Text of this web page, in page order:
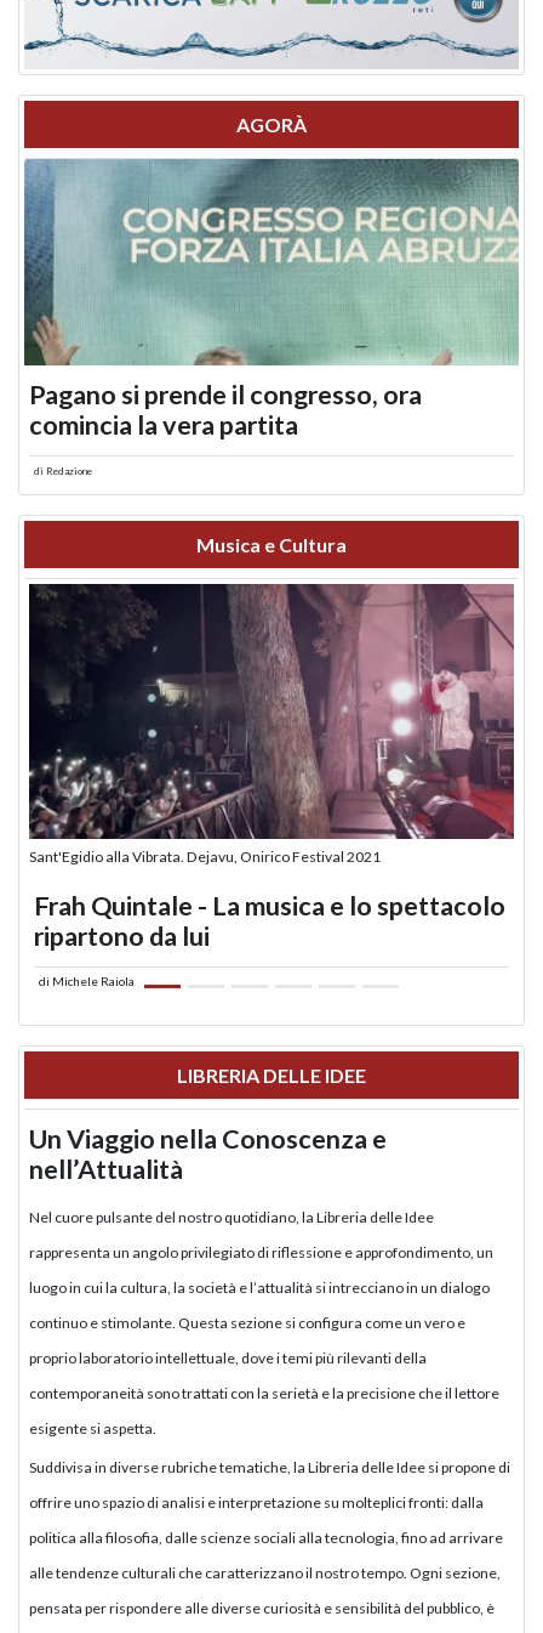
AGORÀ
Pagano si prende il congresso, ora
comincia la vera partita
di Redazione
Musica e Cultura
Sant'Egidio alla Vibrata. Dejavu, Onirico Festival 2021
Frah Quintale - La musica e lo spettacolo
ripartono da lui
di Michele Raiola
LIBRERIA DELLE IDEE
Un Viaggio nella Conoscenza e
nell’Attualità
Nel cuore pulsante del nostro quotidiano, la Libreria delle Idee
rappresenta un angolo privilegiato di riflessione e approfondimento, un
luogo in cui la cultura, la società e l’attualità si intrecciano in un dialogo
continuo e stimolante. Questa sezione si configura come un vero e
proprio laboratorio intellettuale, dove i temi più rilevanti della
contemporaneità sono trattati con la serietà e la precisione che il lettore
esigente si aspetta.
Suddivisa in diverse rubriche tematiche, la Libreria delle Idee si propone di
offrire uno spazio di analisi e interpretazione su molteplici fronti: dalla
politica alla filosofia, dalle scienze sociali alla tecnologia, fino ad arrivare
alle tendenze culturali che caratterizzano il nostro tempo. Ogni sezione,
pensata per rispondere alle diverse curiosità e sensibilità del pubblico, è